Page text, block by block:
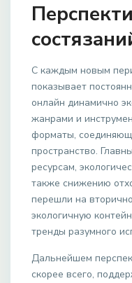
С каждым новым
показывает
онлайн динамично
жанрами и
форматы,
пространство.
ресурсам,
также снижению
перешли на
экологичную
тренды разумного
Дальнейшем
скорее всего,